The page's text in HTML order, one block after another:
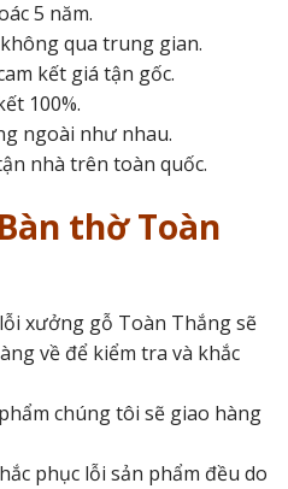
5 năm.
qua trung gian.
kết giá tận gốc.
100%.
ngoài như nhau.
nhà trên toàn quốc.
thờ Toàn
xưởng gỗ Toàn Thắng sẽ
về để kiểm tra và khắc
chúng tôi sẽ giao hàng
phục lỗi sản phẩm đều do